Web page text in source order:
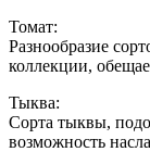
Томат:
Разнообразие
коллекции,
Тыква:
Сорта тыквы,
возможность